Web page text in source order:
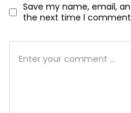
Save my name, email,
the next time I